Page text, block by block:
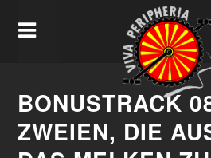
BONUSTRACK
ZWEIEN, DIE